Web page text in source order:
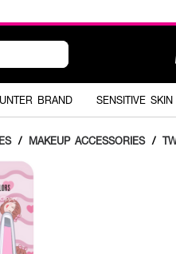
BRAND SENSITIVE SKIN
/ MAKEUP ACCESSORIES /